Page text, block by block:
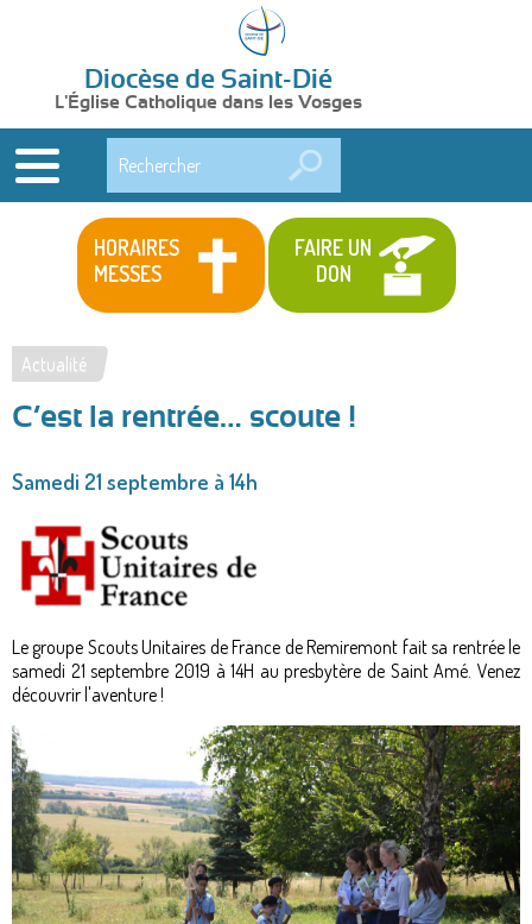
Diocèse de Saint-Dié
L'Église Catholique dans les Vosges
HORAIRES
MESSES
FAIRE UN
DON
Vous
êtes
ici
Actualité
C’est la rentrée… scoute !
Samedi 21 septembre à 14h
Le groupe Scouts Unitaires de France de Remiremont fait sa rentrée le
samedi 21 septembre 2019 à 14H au presbytère de Saint Amé. Venez
découvrir l'aventure !